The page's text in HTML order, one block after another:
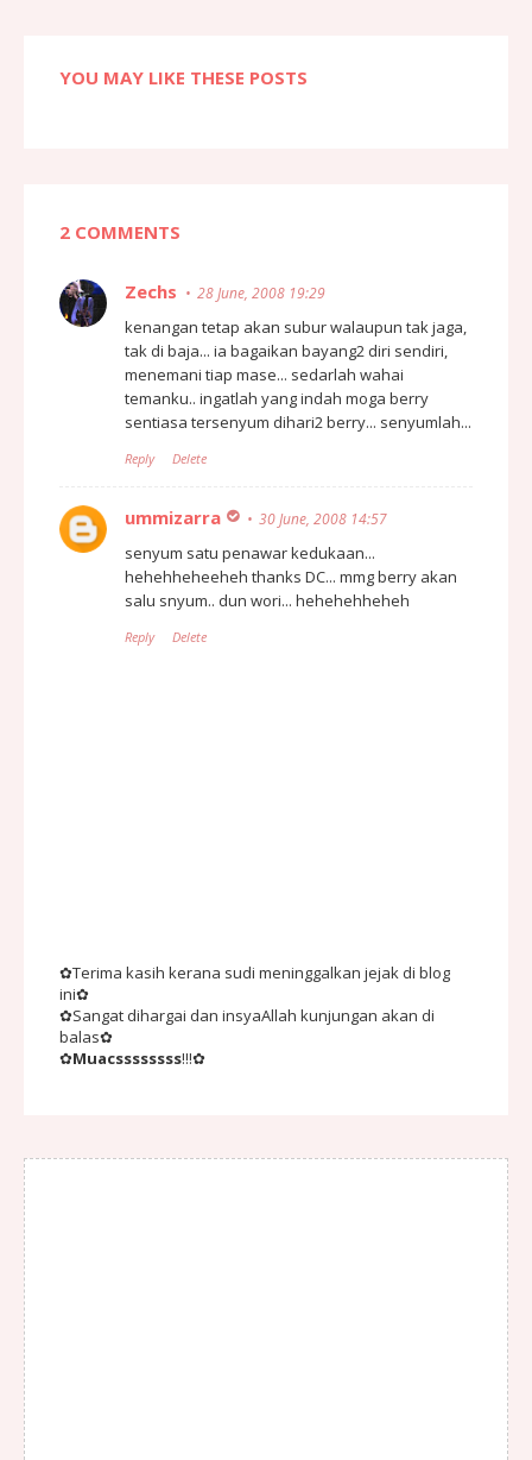
YOU MAY LIKE THESE POSTS
2 COMMENTS
Zechs 28 June, 2008 19:29
kenangan tetap akan subur walaupun tak jaga,
tak di baja... ia bagaikan bayang2 diri sendiri,
menemani tiap mase... sedarlah wahai
temanku.. ingatlah yang indah moga berry
sentiasa tersenyum dihari2 berry... senyumlah...
Reply Delete
ummizarra 30 June, 2008 14:57
senyum satu penawar kedukaan...
hehehheheeheh thanks DC... mmg berry akan
salu snyum.. dun wori... hehehehheheh
Reply Delete
✿Terima kasih kerana sudi meninggalkan jejak di blog
ini✿
✿Sangat dihargai dan insyaAllah kunjungan akan di
balas✿
✿Muacssssssss!!!✿